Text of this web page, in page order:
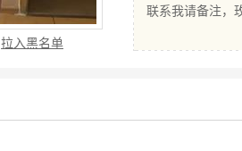
联系我请备注，
拉入黑名单